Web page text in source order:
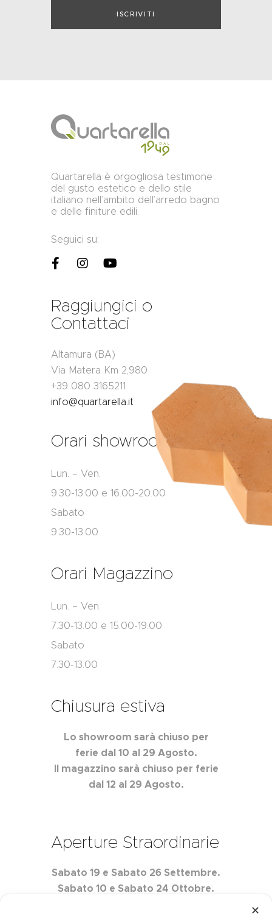
Quartarella è orgogliosa testimone
del gusto estetico e dello stile
italiano nell’ambito dell’arredo bagno
e delle finiture edili.
Seguici su:
Raggiungici o
Contattaci
Altamura (BA)
Via Matera Km 2,980
+39 080 3165211
info@quartarella.it
Orari showroom
Lun. – Ven.
9.30-13.00 e 16.00-20.00
Sabato
9.30-13.00
Orari Magazzino
Lun. – Ven.
7.30-13.00 e 15.00-19.00
Sabato
7.30-13.00
Chiusura estiva
Lo showroom sarà chiuso per
ferie dal 10 al 29 Agosto.
Il magazzino sarà chiuso per ferie
dal 12 al 29 Agosto.
Aperture Straordinarie
Sabato 19 e Sabato 26 Settembre.
Sabato 10 e Sabato 24 Ottobre.
✕